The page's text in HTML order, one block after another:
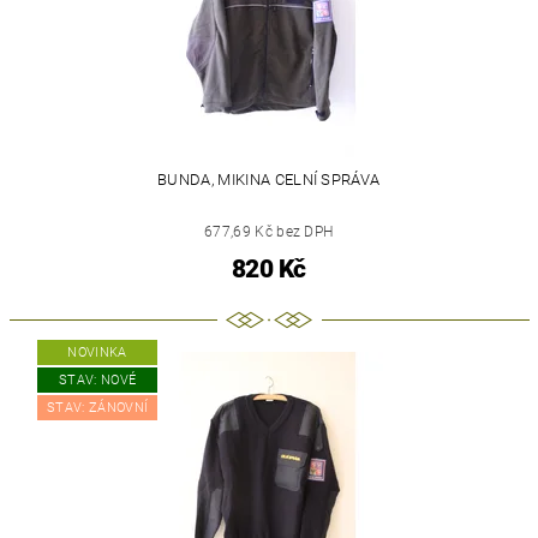
BUNDA, MIKINA CELNÍ SPRÁVA
677,69 Kč bez DPH
820 Kč
NOVINKA
STAV: NOVÉ
STAV: ZÁNOVNÍ